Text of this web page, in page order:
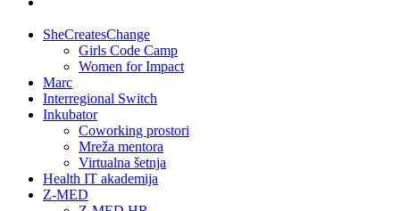
SheCreatesChange
Girls Code Camp
Women for Impact
Marc
Interregional Switch
Inkubator
Coworking prostori
Mreža mentora
Virtualna šetnja
Health IT akademija
Z-MED